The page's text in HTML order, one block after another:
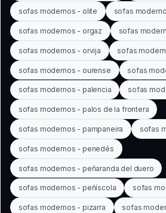
sofas modernos - olite sofas
sofas modernos - orgaz sofas
sofas modernos - orvija sofas
sofas modernos - ourense sofas
sofas modernos - palencia sofas
sofas modernos - palos de la frontera
sofas modernos - pampaneira sofas
sofas modernos - penedés
sofas modernos - peñaranda del duero
sofas modernos - peñíscola sofas
sofas modernos - pizarra sofas